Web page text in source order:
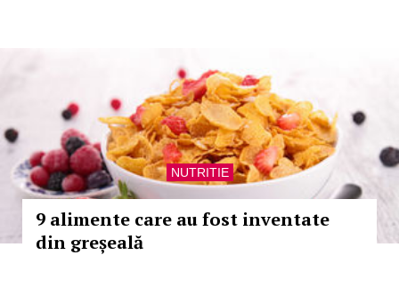
NUTRITIE
9 alimente care au fost inventate
din greșeală